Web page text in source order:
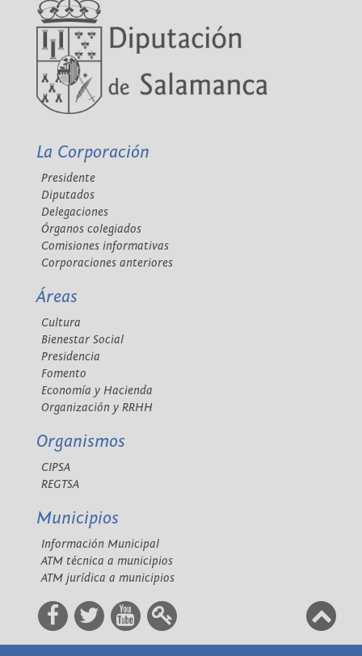
La Corporación
Presidente
Diputados
Delegaciones
Órganos colegiados
Comisiones informativas
Corporaciones anteriores
Áreas
Cultura
Bienestar Social
Presidencia
Fomento
Economía y Hacienda
Organización y RRHH
Organismos
CIPSA
REGTSA
Municipios
Información Municipal
ATM técnica a municipios
ATM jurídica a municipios